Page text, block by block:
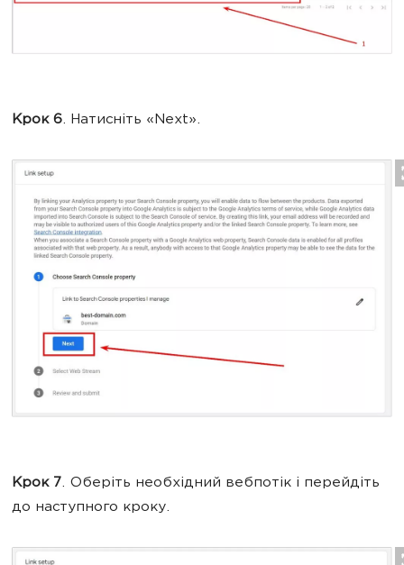
Крок 6. Натисніть «Next».
Крок 7. Оберіть необхідний вебпотік і перейдіть
до наступного кроку.